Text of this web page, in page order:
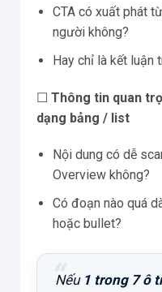
CTA có xuất phát
người không?
Hay chỉ là kết luận
☐ Thông tin quan
dạng bảng / list
Nội dung có dễ
Overview không?
Có đoạn nào quá
hoặc bullet?
Nếu 1 trong 7 ô